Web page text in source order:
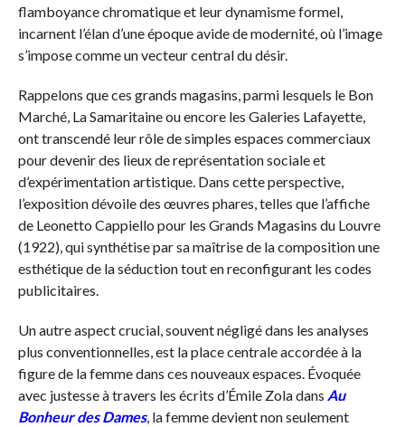
flamboyance chromatique et leur dynamisme formel,
incarnent l’élan d’une époque avide de modernité, où l’image
s’impose comme un vecteur central du désir.
Rappelons que ces grands magasins, parmi lesquels le Bon
Marché, La Samaritaine ou encore les Galeries Lafayette,
ont transcendé leur rôle de simples espaces commerciaux
pour devenir des lieux de représentation sociale et
d’expérimentation artistique. Dans cette perspective,
l’exposition dévoile des œuvres phares, telles que l’affiche
de Leonetto Cappiello pour les Grands Magasins du Louvre
(1922), qui synthétise par sa maîtrise de la composition une
esthétique de la séduction tout en reconfigurant les codes
publicitaires.
Un autre aspect crucial, souvent négligé dans les analyses
plus conventionnelles, est la place centrale accordée à la
figure de la femme dans ces nouveaux espaces. Évoquée
avec justesse à travers les écrits d’Émile Zola dans Au
Bonheur des Dames, la femme devient non seulement